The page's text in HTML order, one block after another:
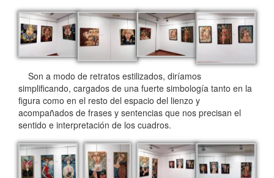
Son a modo de retratos estilizados, diríamos
simplificando, cargados de una fuerte simbología tanto en la
figura como en el resto del espacio del lienzo y
acompañados de frases y sentencias que nos precisan el
sentido e interpretación de los cuadros.